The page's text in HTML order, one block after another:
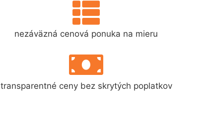
nezáväzná cenová ponuka na mieru
transparentné ceny bez skrytých poplatkov